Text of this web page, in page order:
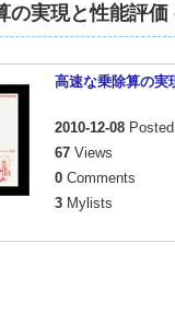
の実現と性能評
高速な乗除算の実
2010-12-08 Posted
67 Views
0 Comments
3 Mylists